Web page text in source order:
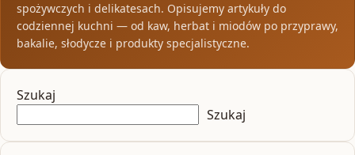
spożywczych i delikatesach. Opisujemy artykuły do
codziennej kuchni — od kaw, herbat i miodów po przyprawy,
bakalie, słodycze i produkty specjalistyczne.
Szukaj
Szukaj